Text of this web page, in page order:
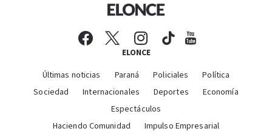
ELONCE
Últimas noticias Paraná Policiales
Política
Sociedad
Internacionales Deportes
Economía
Espectáculos
Haciendo Comunidad
Impulso Empresarial